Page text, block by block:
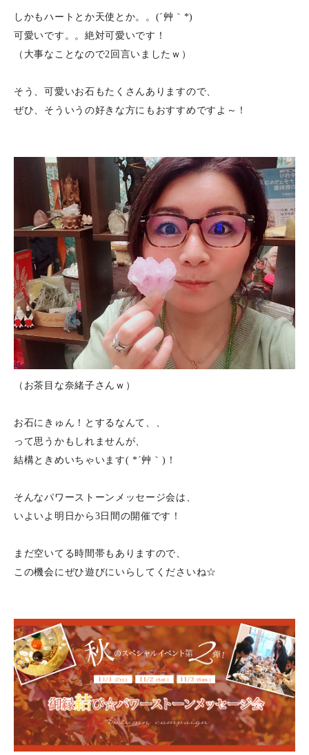
しかもハートとか天使とか。。(´艸｀*)
可愛いです。。絶対可愛いです！
（大事なことなので2回言いましたｗ）
そう、可愛いお石もたくさんありますので、
ぜひ、そういうの好きな方にもおすすめですよ～！
（お茶目な奈緒子さんｗ）
お石にきゅん！とするなんて、、
って思うかもしれませんが、
結構ときめいちゃいます( *´艸｀)！
そんなパワーストーンメッセージ会は、
いよいよ明日から3日間の開催です！
まだ空いてる時間帯もありますので、
この機会にぜひ遊びにいらしてくださいね☆